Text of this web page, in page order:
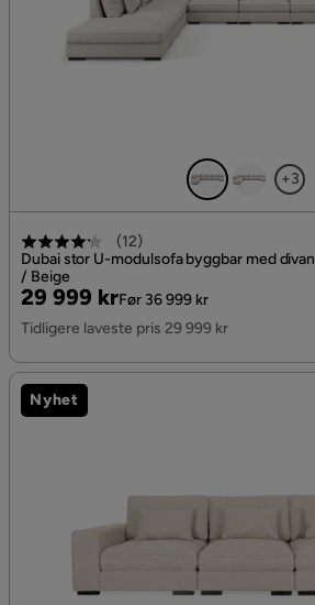
+3
(12)
Dubai stor U-modulsofa byggbar med
/ Beige
Pris
29 999 kr
Original
Pris
Før 36 999 kr
Tidligere laveste pris 29 999 kr
Nyhet